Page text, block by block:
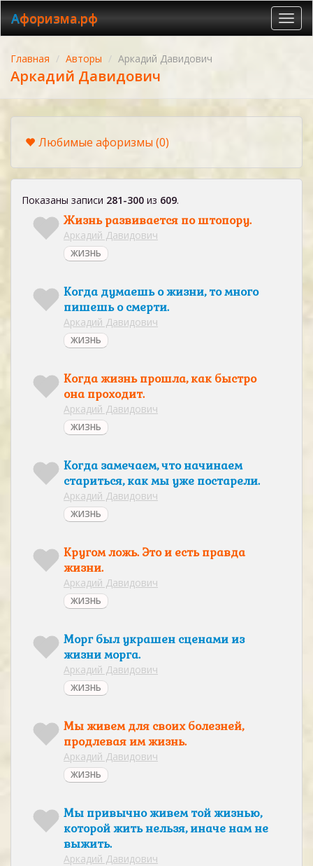
Афоризма.рф
Главная Авторы Аркадий Давидович
Аркадий Давидович
Любимые афоризмы (0)
Показаны записи 281-300 из 609.
Жизнь развивается по штопору.
Аркадий Давидович
ЖИЗНЬ
Когда думаешь о жизни, то много
пишешь о смерти.
Аркадий Давидович
ЖИЗНЬ
Когда жизнь прошла, как быстро
она проходит.
Аркадий Давидович
ЖИЗНЬ
Когда замечаем, что начинаем
стариться, как мы уже постарели.
Аркадий Давидович
ЖИЗНЬ
Кругом ложь. Это и есть правда
жизни.
Аркадий Давидович
ЖИЗНЬ
Морг был украшен сценами из
жизни морга.
Аркадий Давидович
ЖИЗНЬ
Мы живем для своих болезней,
продлевая им жизнь.
Аркадий Давидович
ЖИЗНЬ
Мы привычно живем той жизнью,
которой жить нельзя, иначе нам не
выжить.
Аркадий Давидович